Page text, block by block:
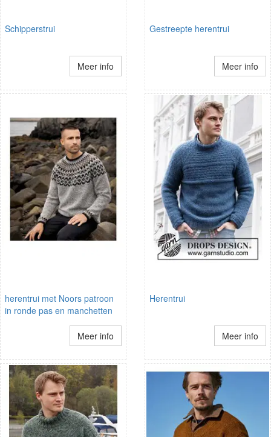
Schipperstrui
Meer info
Gestreepte herentrui
Meer info
herentrui met Noors patroon
in ronde pas en manchetten
Meer info
Herentrui
Meer info